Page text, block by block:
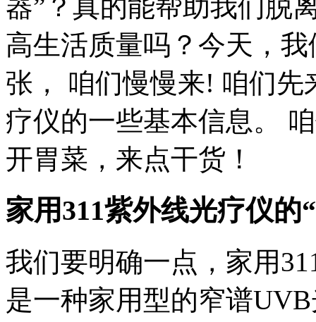
器”？真的能帮助我们脱
高生活质量吗？今天，
张， 咱们慢慢来! 咱们先
疗仪的一些基本信息。
开胃菜，来点干货！
家用311紫外线光疗仪的
我们要明确一点，家用
是一种家用型的窄谱